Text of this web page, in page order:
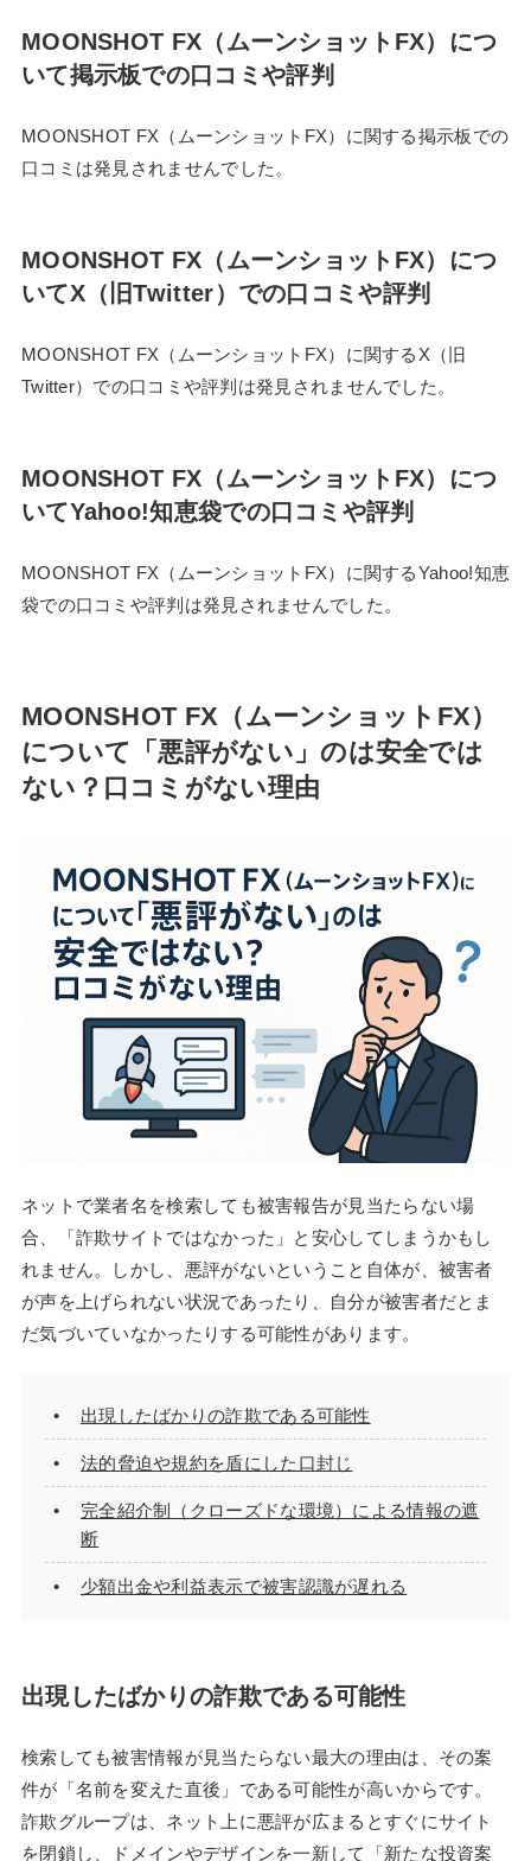
MOONSHOT FX（ムーンショットFX）につ
いて掲示板での口コミや評判
MOONSHOT FX（ムーンショットFX）に関する掲示板での
口コミは発見されませんでした。
MOONSHOT FX（ムーンショットFX）につ
いてX（旧Twitter）での口コミや評判
MOONSHOT FX（ムーンショットFX）に関するX（旧
Twitter）での口コミや評判は発見されませんでした。
MOONSHOT FX（ムーンショットFX）につ
いてYahoo!知恵袋での口コミや評判
MOONSHOT FX（ムーンショットFX）に関するYahoo!知恵
袋での口コミや評判は発見されませんでした。
MOONSHOT FX（ムーンショットFX）
について「悪評がない」のは安全では
ない？口コミがない理由
ネットで業者名を検索しても被害報告が見当たらない場
合、「詐欺サイトではなかった」と安心してしまうかもし
れません。しかし、悪評がないということ自体が、被害者
が声を上げられない状況であったり、自分が被害者だとま
だ気づいていなかったりする可能性があります。
出現したばかりの詐欺である可能性
法的脅迫や規約を盾にした口封じ
完全紹介制（クローズドな環境）による情報の遮
断
少額出金や利益表示で被害認識が遅れる
出現したばかりの詐欺である可能性
検索しても被害情報が見当たらない最大の理由は、その案
件が「名前を変えた直後」である可能性が高いからです。
詐欺グループは、ネット上に悪評が広まるとすぐにサイト
を閉鎖し、ドメインやデザインを一新して「新たな投資案